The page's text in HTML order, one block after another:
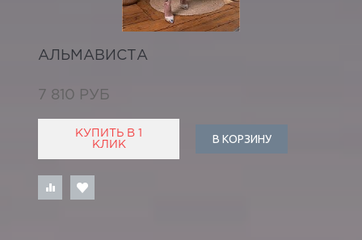
АЛЬМАВИСТА
7 810 РУБ
КУПИТЬ В 1
КЛИК
В КОРЗИНУ